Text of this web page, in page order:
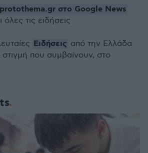
protothema.gr στο Google News
τις ειδήσεις
Ειδήσεις από την Ελλάδα
που συμβαίνουν, στο